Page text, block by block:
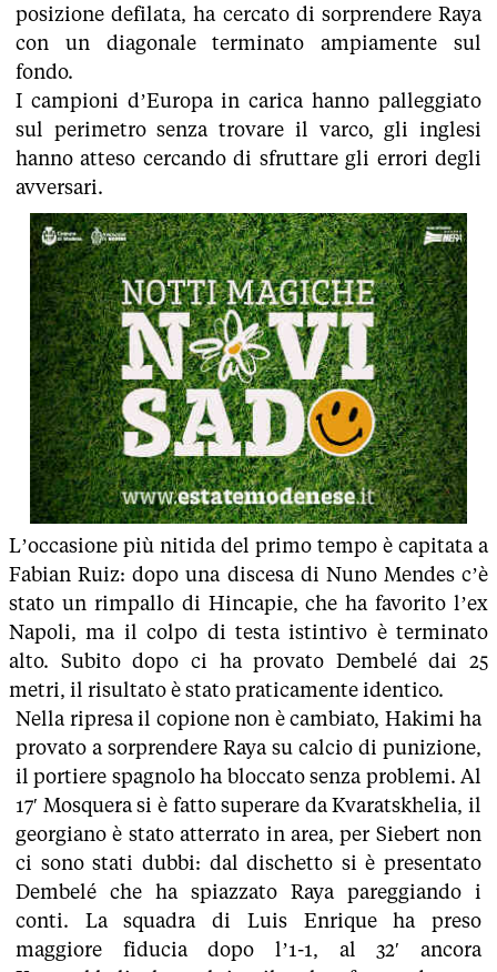
posizione defilata, ha cercato di sorprendere Raya
con un diagonale terminato ampiamente sul
fondo.
I campioni d’Europa in carica hanno palleggiato
sul perimetro senza trovare il varco, gli inglesi
hanno atteso cercando di sfruttare gli errori degli
avversari.
L’occasione più nitida del primo tempo è capitata a
Fabian Ruiz: dopo una discesa di Nuno Mendes c’è
stato un rimpallo di Hincapie, che ha favorito l’ex
Napoli, ma il colpo di testa istintivo è terminato
alto. Subito dopo ci ha provato Dembelé dai 25
metri, il risultato è stato praticamente identico.
Nella ripresa il copione non è cambiato, Hakimi ha
provato a sorprendere Raya su calcio di punizione,
il portiere spagnolo ha bloccato senza problemi. Al
17′ Mosquera si è fatto superare da Kvaratskhelia, il
georgiano è stato atterrato in area, per Siebert non
ci sono stati dubbi: dal dischetto si è presentato
Dembelé che ha spiazzato Raya pareggiando i
conti. La squadra di Luis Enrique ha preso
maggiore fiducia dopo l’1-1, al 32′ ancora